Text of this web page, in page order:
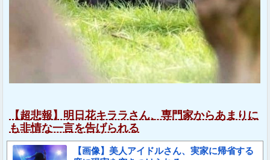
【超悲報】明日花キララさん、専門家からあまりに
も非情な一言を告げられる
【画像】美人アイドルさん、実家に帰省する